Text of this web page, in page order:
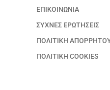
ΕΠΙΚΟΙΝΩΝΙΑ
ΣΥΧΝΕΣ ΕΡΩΤΗΣΕΙΣ
ΠΟΛΙΤΙΚΗ
ΠΟΛΙΤΙΚΗ COOKIES